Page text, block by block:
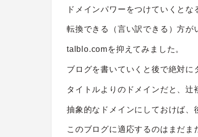
ドメインパワーをつけていくと
転換できる（言い訳できる）方が
talblo.comを抑えてみました。
ブログを書いていくと後で絶対に
タイトルよりのドメインだと、辻
抽象的なドメインにしておけば、
このブログに適応するのはまだま